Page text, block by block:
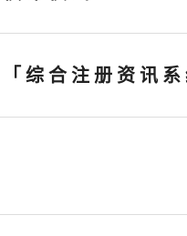
「 综 合 注 册 资 讯